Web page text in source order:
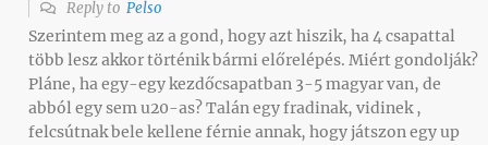
Reply to Pelso
Szerintem meg az a gond, hogy azt hiszik, ha 4 csapattal
több lesz akkor történik bármi előrelépés. Miért gondolják?
Pláne, ha egy-egy kezdőcsapatban 3-5 magyar van, de
abból egy sem u20-as? Talán egy fradinak, vidinek ,
felcsútnak bele kellene férnie annak, hogy játszon egy up